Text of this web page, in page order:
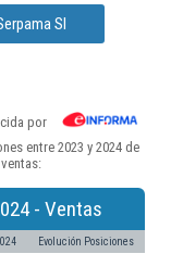
Sl
por
entre 2023 y 2024 de
- Ventas
Evolución Posiciones